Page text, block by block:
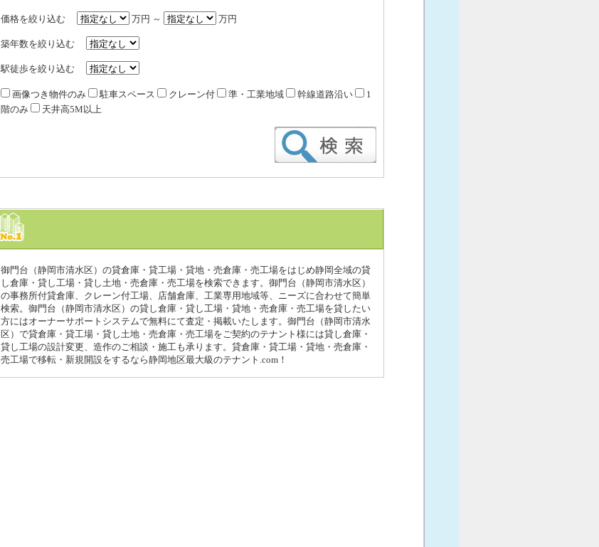
価格を絞り込む 万円 ～ 万円
築年数を絞り込む
駅徒歩を絞り込む
画像つき物件のみ 駐車スペース クレーン付 準・工業地域 幹線道路沿い
1
階のみ
天井高5M以上
御門台（静岡市清水区）の貸倉庫・貸工場・貸地・売倉庫・売工場をはじめ静岡全域の貸
し倉庫・貸し工場・貸し土地・売倉庫・売工場を検索できます。御門台（静岡市清水区）
の事務所付貸倉庫、クレーン付工場、店舗倉庫、工業専用地域等、ニーズに合わせて簡単
検索。御門台（静岡市清水区）の貸し倉庫・貸し工場・貸地・売倉庫・売工場を貸したい
方にはオーナーサポートシステムで無料にて査定・掲載いたします。御門台（静岡市清水
区）で貸倉庫・貸工場・貸し土地・売倉庫・売工場をご契約のテナント様には貸し倉庫・
貸し工場の設計変更、造作のご相談・施工も承ります。貸倉庫・貸工場・貸地・売倉庫・
売工場で移転・新規開設をするなら静岡地区最大級のテナント.com！